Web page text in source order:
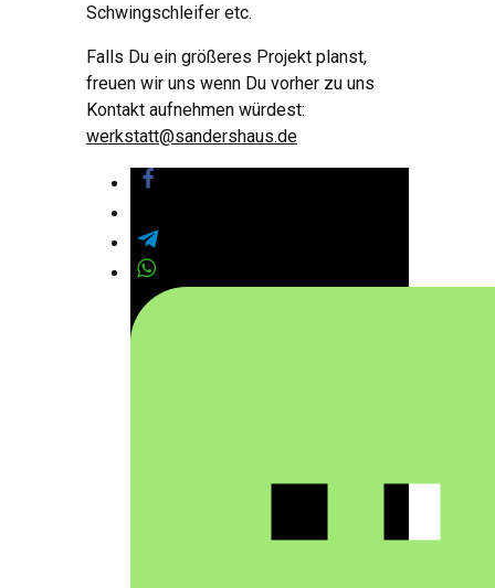
Schwingschleifer etc.
Falls Du ein größeres Projekt planst,
freuen wir uns wenn Du vorher zu uns
Kontakt aufnehmen würdest:
werkstatt@sandershaus.de